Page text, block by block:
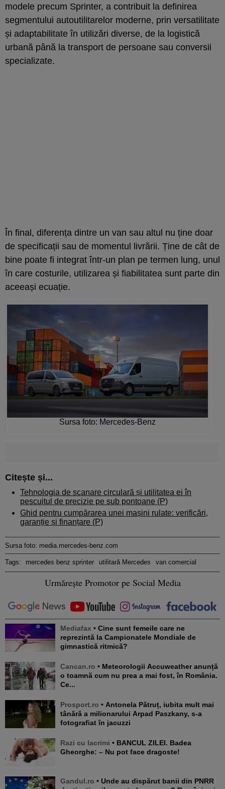
modele precum Sprinter, a contribuit la definirea
segmentului autoutilitarelor moderne, prin versatilitate
și adaptabilitate în utilizări diverse, de la logistică
urbană până la transport de persoane sau conversii
specializate.
În final, diferența dintre un van sau altul nu ține doar
de specificații sau de momentul livrării. Ține de cât de
bine poate fi integrat într-un plan pe termen lung, unul
în care costurile, utilizarea și fiabilitatea sunt parte din
aceeași ecuație.
Sursa foto: Mercedes-Benz
Citește și...
Tehnologia de scanare circulară și utilitatea ei în
pescuitul de precizie pe sub pontoane (P)
Ghid pentru cumpărarea unei mașini rulate: verificări,
garanție și finanțare (P)
Sursa foto: media.mercedes-benz.com
Tags: mercedes benz sprinter utilitară Mercedes van comercial
Urmărește Promotor pe Social Media
Mediafax • Cine sunt femeile care ne
reprezintă la Campionatele Mondiale de
gimnastică ritmică?
Cancan.ro • Meteorologii Accuweather anunță
o toamnă cum nu prea a mai fost, în România.
Ce...
Prosport.ro • Antonela Pătruț, iubita mult mai
tânără a milionarului Arpad Paszkany, s-a
fotografiat în jacuzzi
Razi cu lacrimi • BANCUL ZILEI. Badea
Gheorghe: – Nu pot face dragoste!
Gandul.ro • Unde au dispărut banii din PNRR